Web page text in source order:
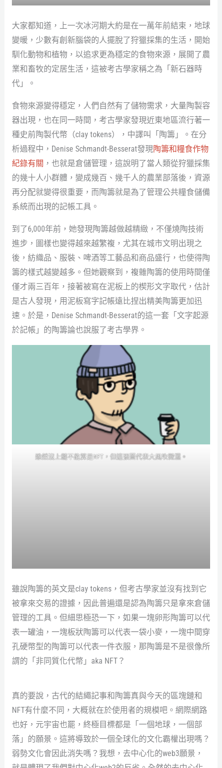
大家都知道，上一次冰河期大約是在一萬年前結束，地球
變暖，少數有創新腦袋的人擺脫了狩獵採集的生活，開始
馴化動物和植物，以追求更為穩定的食物來源，展開了農
業和畜牧的定居生活，這被考古學家稱之為「新石器時
代」。
食物來源變得穩定，人們自然有了儲物需求，大量陶製容
器出現，也在同一時間，考古學家發現近東地區流行著一
種史前陶製代幣（clay tokens），中譯叫「陶籌」。在分
析過程中，Denise Schmandt-Besserat發現陶籌和糧食作物
紀錄有關 ，也就是倉儲管理，這說明了當人類從狩獵採集
的幾十人小群體，變成幾百、幾千人的農業部落後，資源
再分配就變得很重要，而陶籌就是為了管理公共糧食儲備
系統而出現的記帳工具。
到了6,000年前，她發現陶籌越做越精緻，不僅燒陶技術
進步，圖樣也變得越來越繁複，尤其在城市文明出現之
後，紡織品、服裝、啤酒等工藝品和商品盛行，也使得陶
籌的樣式越變越多。但她觀察到，複雜陶籌的使用時間僅
僅才兩三百年，接著被寫在泥板上的楔形文字取代，估計
是古人發現，用泥板寫字記帳遠比捏出精美陶籌更加迅
速。於是，Denise Schmandt-Besserat的這一套「文字起源
於記帳」的陶籌論也說服了考古學界。
雖然沒上鏈不能算是NFT，但這張圖代表大風吹微濕。
雖說陶籌的英文是clay tokens，但考古學家並沒有找到它
被拿來交易的證據，因此普遍還是認為陶籌只是拿來倉儲
管理的工具。但細思極恐一下，如果一塊卵形陶籌可以代
表一罐油，一塊板狀陶籌可以代表一袋小麥，一塊中間穿
孔硬幣型的陶籌可以代表一件衣服，那陶籌是不是很像所
謂的「非同質化代幣」aka NFT？
真的要說，古代的結繩記事和陶籌真與今天的區塊鏈和
NFT有什麼不同，大概就在於使用者的規模吧。網際網路
也好，元宇宙也罷，終極目標都是「一個地球，一個部
落」的願景。這將導致於一個全球化的文化霸權出現嗎？
弱勢文化會因此消失嗎？我想，去中心化的web3願景，